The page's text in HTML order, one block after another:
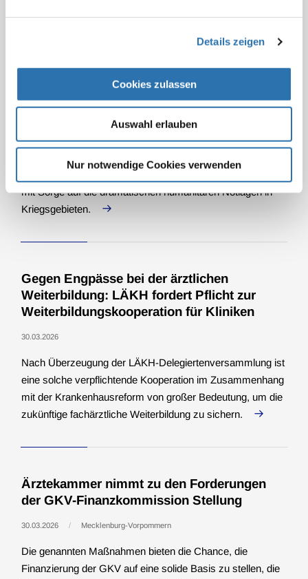
Details zeigen
Cookies zulassen
Auswahl erlauben
Nur notwendige Cookies verwenden
Medizinisches Personal und Einrichtungen
in Kriegsgebieten schützen,
Behandlungsplätze in Deutschland anbieten
31.03.2026 Hessen
Die Delegierten der Landesärztekammer Hessen sehen
mit Sorge auf die dramatischen humanitären Notlagen in
Kriegsgebieten.
Gegen Engpässe bei der ärztlichen
Weiterbildung: LÄKH fordert Pflicht zur
Weiterbildungskooperation für Kliniken
30.03.2026
Nach Überzeugung der LÄKH-Delegiertenversammlung ist
eine solche verpflichtende Kooperation im Zusammenhang
mit der Krankenhausreform von großer Bedeutung, um die
zukünftige fachärztliche Weiterbildung zu sichern.
Ärztekammer nimmt zu den Forderungen
der GKV-Finanzkommission Stellung
30.03.2026 Mecklenburg-Vorpommern
Die genannten Maßnahmen bieten die Chance, die
Finanzierung der GKV auf eine solide Basis zu stellen, die